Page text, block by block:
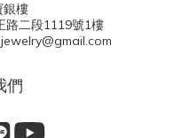
銀樓
路二段1119號1樓
們